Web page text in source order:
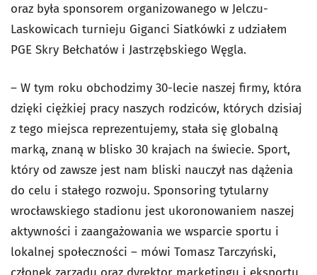
oraz była sponsorem organizowanego w Jelczu-
Laskowicach turnieju Giganci Siatkówki z udziałem
PGE Skry Bełchatów i Jastrzębskiego Węgla.
– W tym roku obchodzimy 30-lecie naszej firmy, która
dzięki ciężkiej pracy naszych rodziców, których dzisiaj
z tego miejsca reprezentujemy, stała się globalną
marką, znaną w blisko 30 krajach na świecie. Sport,
który od zawsze jest nam bliski nauczył nas dążenia
do celu i stałego rozwoju. Sponsoring tytularny
wrocławskiego stadionu jest ukoronowaniem naszej
aktywności i zaangażowania we wsparcie sportu i
lokalnej społeczności – mówi Tomasz Tarczyński,